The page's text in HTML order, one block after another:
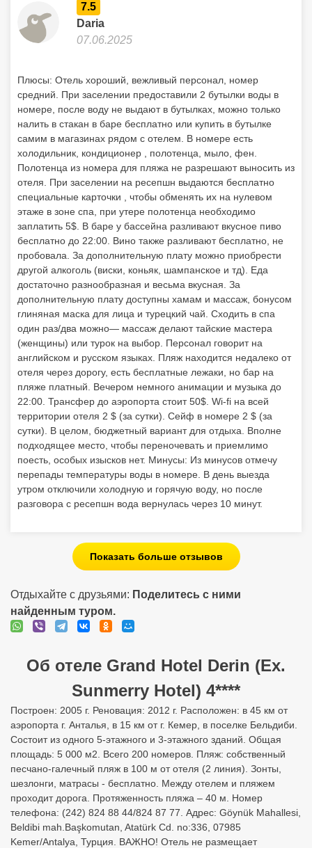
7.5
Daria
07.06.2025
Плюсы: Отель хороший, вежливый персонал, номер
средний. При заселении предоставили 2 бутылки воды в
номере, после воду не выдают в бутылках, можно только
налить в стакан в баре бесплатно или купить в бутылке
самим в магазинах рядом с отелем. В номере есть
холодильник, кондиционер , полотенца, мыло, фен.
Полотенца из номера для пляжа не разрешают выносить из
отеля. При заселении на ресепшн выдаются бесплатно
специальные карточки , чтобы обменять их на нулевом
этаже в зоне спа, при утере полотенца необходимо
заплатить 5$. В баре у бассейна разливают вкусное пиво
бесплатно до 22:00. Вино также разливают бесплатно, не
пробовала. За дополнительную плату можно приобрести
другой алкоголь (виски, коньяк, шампанское и тд). Еда
достаточно разнообразная и весьма вкусная. За
дополнительную плату доступны хамам и массаж, бонусом
глиняная маска для лица и турецкий чай. Сходить в спа
один раз/два можно— массаж делают тайские мастера
(женщины) или турок на выбор. Персонал говорит на
английском и русском языках. Пляж находится недалеко от
отеля через дорогу, есть бесплатные лежаки, но бар на
пляже платный. Вечером немного анимации и музыка до
22:00. Трансфер до аэропорта стоит 50$. Wi-fi на всей
территории отеля 2 $ (за сутки). Сейф в номере 2 $ (за
сутки). В целом, бюджетный вариант для отдыха. Вполне
подходящее место, чтобы переночевать и приемлимо
поесть, особых изысков нет. Минусы: Из минусов отмечу
перепады температуры воды в номере. В день выезда
утром отключили холодную и горячую воду, но после
разговора с ресепшн вода вернулась через 10 минут.
Показать больше отзывов
Отдыхайте с друзьями: Поделитесь с ними
найденным туром.
Об отеле Grand Hotel Derin (Ex.
Sunmerry Hotel) 4****
Построен: 2005 г. Реновация: 2012 г. Расположен: в 45 км от
аэропорта г. Анталья, в 15 км от г. Кемер, в поселке Бельдиби.
Состоит из одного 5-этажного и 3-этажного зданий. Общая
площадь: 5 000 м2. Всего 200 номеров. Пляж: собственный
песчано-галечный пляж в 100 м от отеля (2 линия). Зонты,
шезлонги, матрасы - бесплатно. Между отелем и пляжем
проходит дорога. Протяженность пляжа – 40 м. Номер
телефона: (242) 824 88 44/824 87 77. Адрес: Göynük Mahallesi,
Beldibi mah.Başkomutan, Atatürk Cd. no:336, 07985
Kemer/Antalya, Турция. ВАЖНО! Отель не размещает